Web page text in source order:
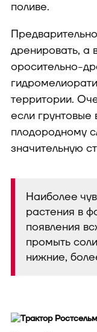
поливе.
дренировать, а
оросительно-
территории.
если
плодородному
значительную
Наиболее
растения в
появления
промыть
нижние,